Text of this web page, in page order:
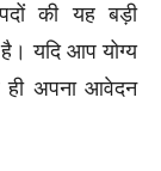
की यह बड़ी
यदि आप योग्य
ही अपना आवेदन